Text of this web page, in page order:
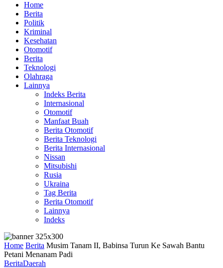
Home
Berita
Politik
Kriminal
Kesehatan
Otomotif
Berita
Teknologi
Olahraga
Lainnya
Indeks Berita
Internasional
Otomotif
Manfaat Buah
Berita Otomotif
Berita Teknologi
Berita Internasional
Nissan
Mitsubishi
Rusia
Ukraina
Tag Berita
Berita Otomotif
Lainnya
Indeks
Home Berita Musim Tanam II, Babinsa Turun Ke Sawah Bantu
Petani Menanam Padi
BeritaDaerah